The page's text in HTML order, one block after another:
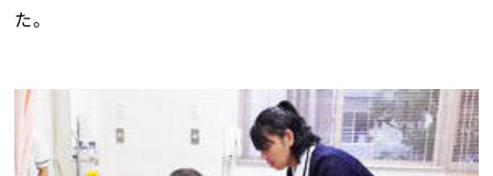
た。